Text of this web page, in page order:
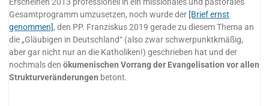
Gesamtprogramm umzusetzen, noch wurde der [Brief ernst
genommen], den PP. Franziskus 2019 gerade zu diesem Thema an
die „Gläubigen in Deutschland“ (also zwar schwerpunktkmäßig,
aber gar nicht nur an die Katholiken!) geschrieben hat und der
nochmals denökumenischen Vorrang der Evangelisation vor allen
Strukturveränderungen betont.